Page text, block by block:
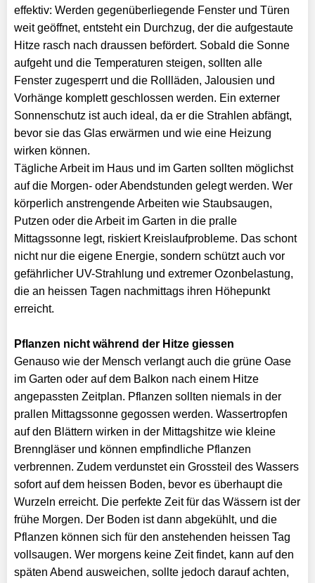
effektiv: Werden gegenüberliegende Fenster und Türen
weit geöffnet, entsteht ein Durchzug, der die aufgestaute
Hitze rasch nach draussen befördert. Sobald die Sonne
aufgeht und die Temperaturen steigen, sollten alle
Fenster zugesperrt und die Rollläden, Jalousien und
Vorhänge komplett geschlossen werden. Ein externer
Sonnenschutz ist auch ideal, da er die Strahlen abfängt,
bevor sie das Glas erwärmen und wie eine Heizung
wirken können.
Tägliche Arbeit im Haus und im Garten sollten möglichst
auf die Morgen- oder Abendstunden gelegt werden. Wer
körperlich anstrengende Arbeiten wie Staubsaugen,
Putzen oder die Arbeit im Garten in die pralle
Mittagssonne legt, riskiert Kreislaufprobleme. Das schont
nicht nur die eigene Energie, sondern schützt auch vor
gefährlicher UV-Strahlung und extremer Ozonbelastung,
die an heissen Tagen nachmittags ihren Höhepunkt
erreicht.
Pflanzen nicht während der Hitze giessen
Genauso wie der Mensch verlangt auch die grüne Oase
im Garten oder auf dem Balkon nach einem Hitze
angepassten Zeitplan. Pflanzen sollten niemals in der
prallen Mittagssonne gegossen werden. Wassertropfen
auf den Blättern wirken in der Mittagshitze wie kleine
Brenngläser und können empfindliche Pflanzen
verbrennen. Zudem verdunstet ein Grossteil des Wassers
sofort auf dem heissen Boden, bevor es überhaupt die
Wurzeln erreicht. Die perfekte Zeit für das Wässern ist der
frühe Morgen. Der Boden ist dann abgekühlt, und die
Pflanzen können sich für den anstehenden heissen Tag
vollsaugen. Wer morgens keine Zeit findet, kann auf den
späten Abend ausweichen, sollte jedoch darauf achten,